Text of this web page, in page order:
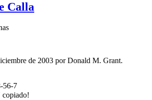
Calla
de 2003 por Donald M. Grant.
56-7
copiado!